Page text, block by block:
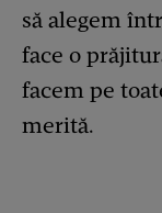
să alegem
face o
facem pe
merită.